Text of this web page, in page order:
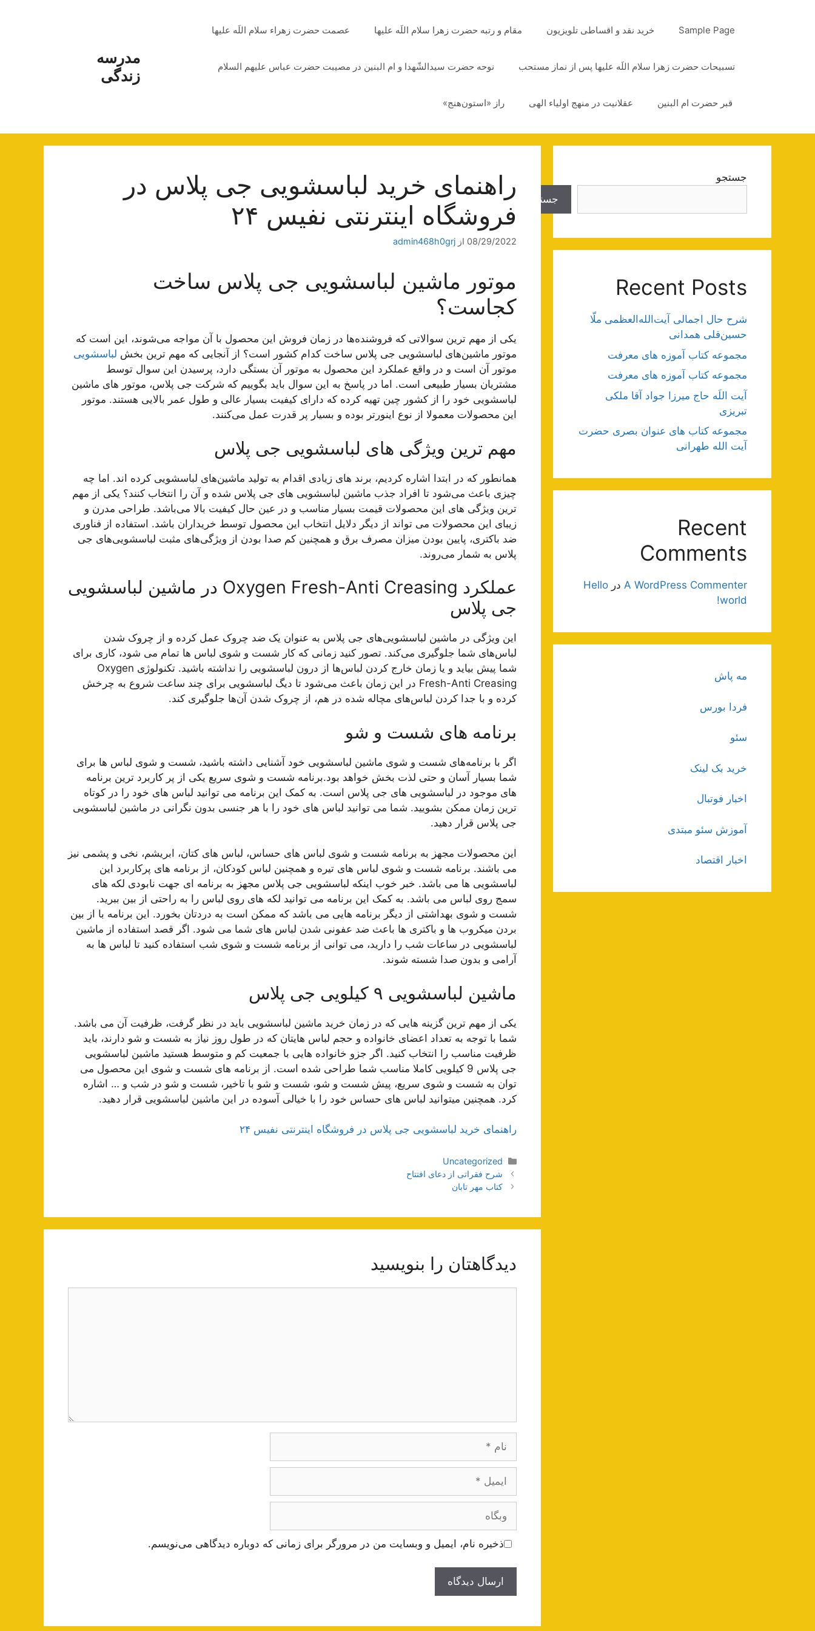
مدرسه
زندگی
Sample Page خرید نقد و اقساطی تلویزیون مقام و رتبه حضرت زهرا سلام اللَه علیها عصمت حضرت زهراء سلام اللَه علیها
تسبیحات حضرت زهرا سلام اللَه علیها پس از نماز مستحب نوحه حضرت سیدالشّهدا و ام البنین در مصیبت حضرت عباس علیهم السلام
قبر حضرت ام البنین عقلانیت در منهج اولیاء الهی راز «استون‌هنج»
راهنمای خرید لباسشویی جی پلاس در
فروشگاه اینترنتی نفیس ۲۴
08/29/2022 از admin468h0grj
موتور ماشین لباسشویی جی پلاس ساخت
کجاست؟
یکی از مهم ترین سوالاتی که فروشنده‌ها در زمان فروش این محصول با آن مواجه می‌شوند، این است که
موتور ماشین‌های لباسشویی جی پلاس ساخت کدام کشور است؟ از آنجایی که مهم ترین بخش لباسشویی
موتور آن است و در واقع عملکرد این محصول به موتور آن بستگی دارد، پرسیدن این سوال توسط
مشتریان بسیار طبیعی است. اما در پاسخ به این سوال باید بگوییم که شرکت جی پلاس، موتور های ماشین
لباسشویی خود را از کشور چین تهیه کرده که دارای کیفیت بسیار عالی و طول عمر بالایی هستند. موتور
این محصولات معمولا از نوع اینورتر بوده و بسیار پر قدرت عمل می‌کنند.
مهم ترین ویژگی های لباسشویی جی پلاس
همانطور که در ابتدا اشاره کردیم، برند های زیادی اقدام به تولید ماشین‌های لباسشویی کرده اند. اما چه
چیزی باعث می‌شود تا افراد جذب ماشین لباسشویی های جی پلاس شده و آن را انتخاب کنند؟ یکی از مهم
ترین ویژگی های این محصولات قیمت بسیار مناسب و در عین حال کیفیت بالا می‌باشد. طراحی مدرن و
زیبای این محصولات می تواند از دیگر دلایل انتخاب این محصول توسط خریداران باشد. استفاده از فناوری
ضد باکتری، پایین بودن میزان مصرف برق و همچنین کم صدا بودن از ویژگی‌های مثبت لباسشویی‌های جی
پلاس به شمار می‌روند.
عملکرد Oxygen Fresh-Anti Creasing در ماشین لباسشویی
جی پلاس
این ویژگی در ماشین لباسشویی‌های جی پلاس به عنوان یک ضد چروک عمل کرده و از چروک شدن
لباس‌های شما جلوگیری می‌کند. تصور کنید زمانی که کار شست و شوی لباس ها تمام می شود، کاری برای
شما پیش بیاید و یا زمان خارج کردن لباس‌ها از درون لباسشویی را نداشته باشید. تکنولوژی Oxygen
Fresh-Anti Creasing در این زمان باعث می‌شود تا دیگ لباسشویی برای چند ساعت شروع به چرخش
کرده و با جدا کردن لباس‌های مچاله شده در هم، از چروک شدن آن‌ها جلوگیری کند.
برنامه های شست و شو
اگر با برنامه‌های شست و شوی ماشین لباسشویی خود آشنایی داشته باشید، شست و شوی لباس ها برای
شما بسیار آسان و حتی لذت بخش خواهد بود.برنامه شست و شوی سریع یکی از پر کاربرد ترین برنامه
های موجود در لباسشویی های جی پلاس است. به کمک این برنامه می توانید لباس های خود را در کوتاه
ترین زمان ممکن بشویید. شما می توانید لباس های خود را با هر جنسی بدون نگرانی در ماشین لباسشویی
جی پلاس قرار دهید.
این محصولات مجهز به برنامه شست و شوی لباس های حساس، لباس های کتان، ابریشم، نخی و پشمی نیز
می باشند. برنامه شست و شوی لباس های تیره و همچنین لباس کودکان، از برنامه های پرکاربرد این
لباسشویی ها می باشد. خبر خوب اینکه لباسشویی جی پلاس مجهز به برنامه ای جهت نابودی لکه های
سمج روی لباس می باشد. به کمک این برنامه می توانید لکه های روی لباس را به راحتی از بین ببرید.
شست و شوی بهداشتی از دیگر برنامه هایی می باشد که ممکن است به دردتان بخورد. این برنامه با از بین
بردن میکروب ها و باکتری ها باعث ضد عفونی شدن لباس های شما می شود. اگر قصد استفاده از ماشین
لباسشویی در ساعات شب را دارید، می توانی از برنامه شست و شوی شب استفاده کنید تا لباس ها به
آرامی و بدون صدا شسته شوند.
ماشین لباسشویی ۹ کیلویی جی پلاس
یکی از مهم ترین گزینه هایی که در زمان خرید ماشین لباسشویی باید در نظر گرفت، ظرفیت آن می باشد.
شما با توجه به تعداد اعضای خانواده و حجم لباس هایتان که در طول روز نیاز به شست و شو دارند، باید
ظرفیت مناسب را انتخاب کنید. اگر جزو خانواده هایی با جمعیت کم و متوسط هستید ماشین لباسشویی
جی پلاس 9 کیلویی کاملا مناسب شما طراحی شده است. از برنامه های شست و شوی این محصول می
توان به شست و شوی سریع، پیش شست و شو، شست و شو با تاخیر، شست و شو در شب و … اشاره
کرد. همچنین میتوانید لباس های حساس خود را با خیالی آسوده در این ماشین لباسشویی قرار دهید.
راهنمای خرید لباسشویی جی پلاس در فروشگاه اینترنتی نفیس ۲۴
دسته‌ها
Uncategorized
ناوبری
نوشته‌ها
شرح فقراتی از دعای افتتاح
کتاب مهر تابان
دیدگاهتان را بنویسید
ایمیل
وبگاه
ذخیره نام، ایمیل و وبسایت من در مرورگر برای زمانی که دوباره دیدگاهی می‌نویسم.
جستجو
جستجو
Recent Posts
شرح حال اجمالی آیت‌الله‌العظمی ملّا
حسین‌قلی همدانی
مجموعه کتاب آموزه های معرفت
مجموعه کتاب آموزه های معرفت
آیت اللَه حاج میرزا جواد آقا ملکی
تبریزی
مجموعه کتاب های عنوان بصری حضرت
آیت الله طهرانی
Recent
Comments
A WordPress Commenter در Hello
world!
مه پاش
فردا بورس
سئو
خرید بک لینک
اخبار فوتبال
آموزش سئو مبتدی
اخبار اقتصاد